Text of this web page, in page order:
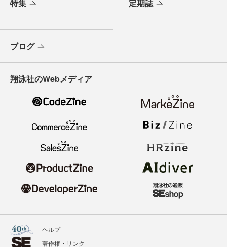
特集 定期誌
ブログ
翔泳社のWebメディア
ヘルプ
著作権・リンク